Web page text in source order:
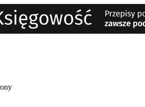
w nowej karcie